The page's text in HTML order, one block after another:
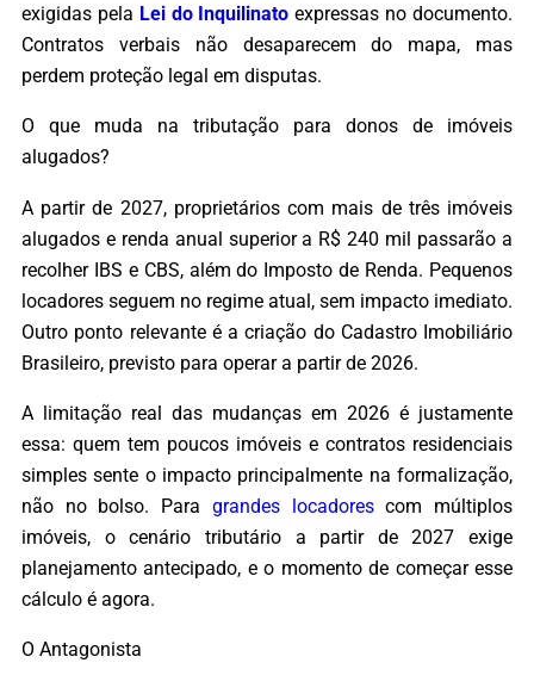
exigidas pela Lei do Inquilinato expressas no documento.
Contratos verbais não desaparecem do mapa, mas
perdem proteção legal em disputas.
O que muda na tributação para donos de imóveis
alugados?
A partir de 2027, proprietários com mais de três imóveis
alugados e renda anual superior a R$ 240 mil passarão a
recolher IBS e CBS, além do Imposto de Renda. Pequenos
locadores seguem no regime atual, sem impacto imediato.
Outro ponto relevante é a criação do Cadastro Imobiliário
Brasileiro, previsto para operar a partir de 2026.
A limitação real das mudanças em 2026 é justamente
essa: quem tem poucos imóveis e contratos residenciais
simples sente o impacto principalmente na formalização,
não no bolso. Para grandes locadorescom múltiplos
imóveis, o cenário tributário a partir de 2027 exige
planejamento antecipado, e o momento de começar esse
cálculo é agora.
O Antagonista